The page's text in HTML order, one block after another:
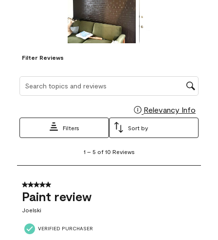
Filter Reviews
Relevancy Info
Filters Sort by
5
10
Reviews
1 – 5 of 10 Reviews
5 out of 5 stars.
Paint review
Joelski
VERIFIED PURCHASER